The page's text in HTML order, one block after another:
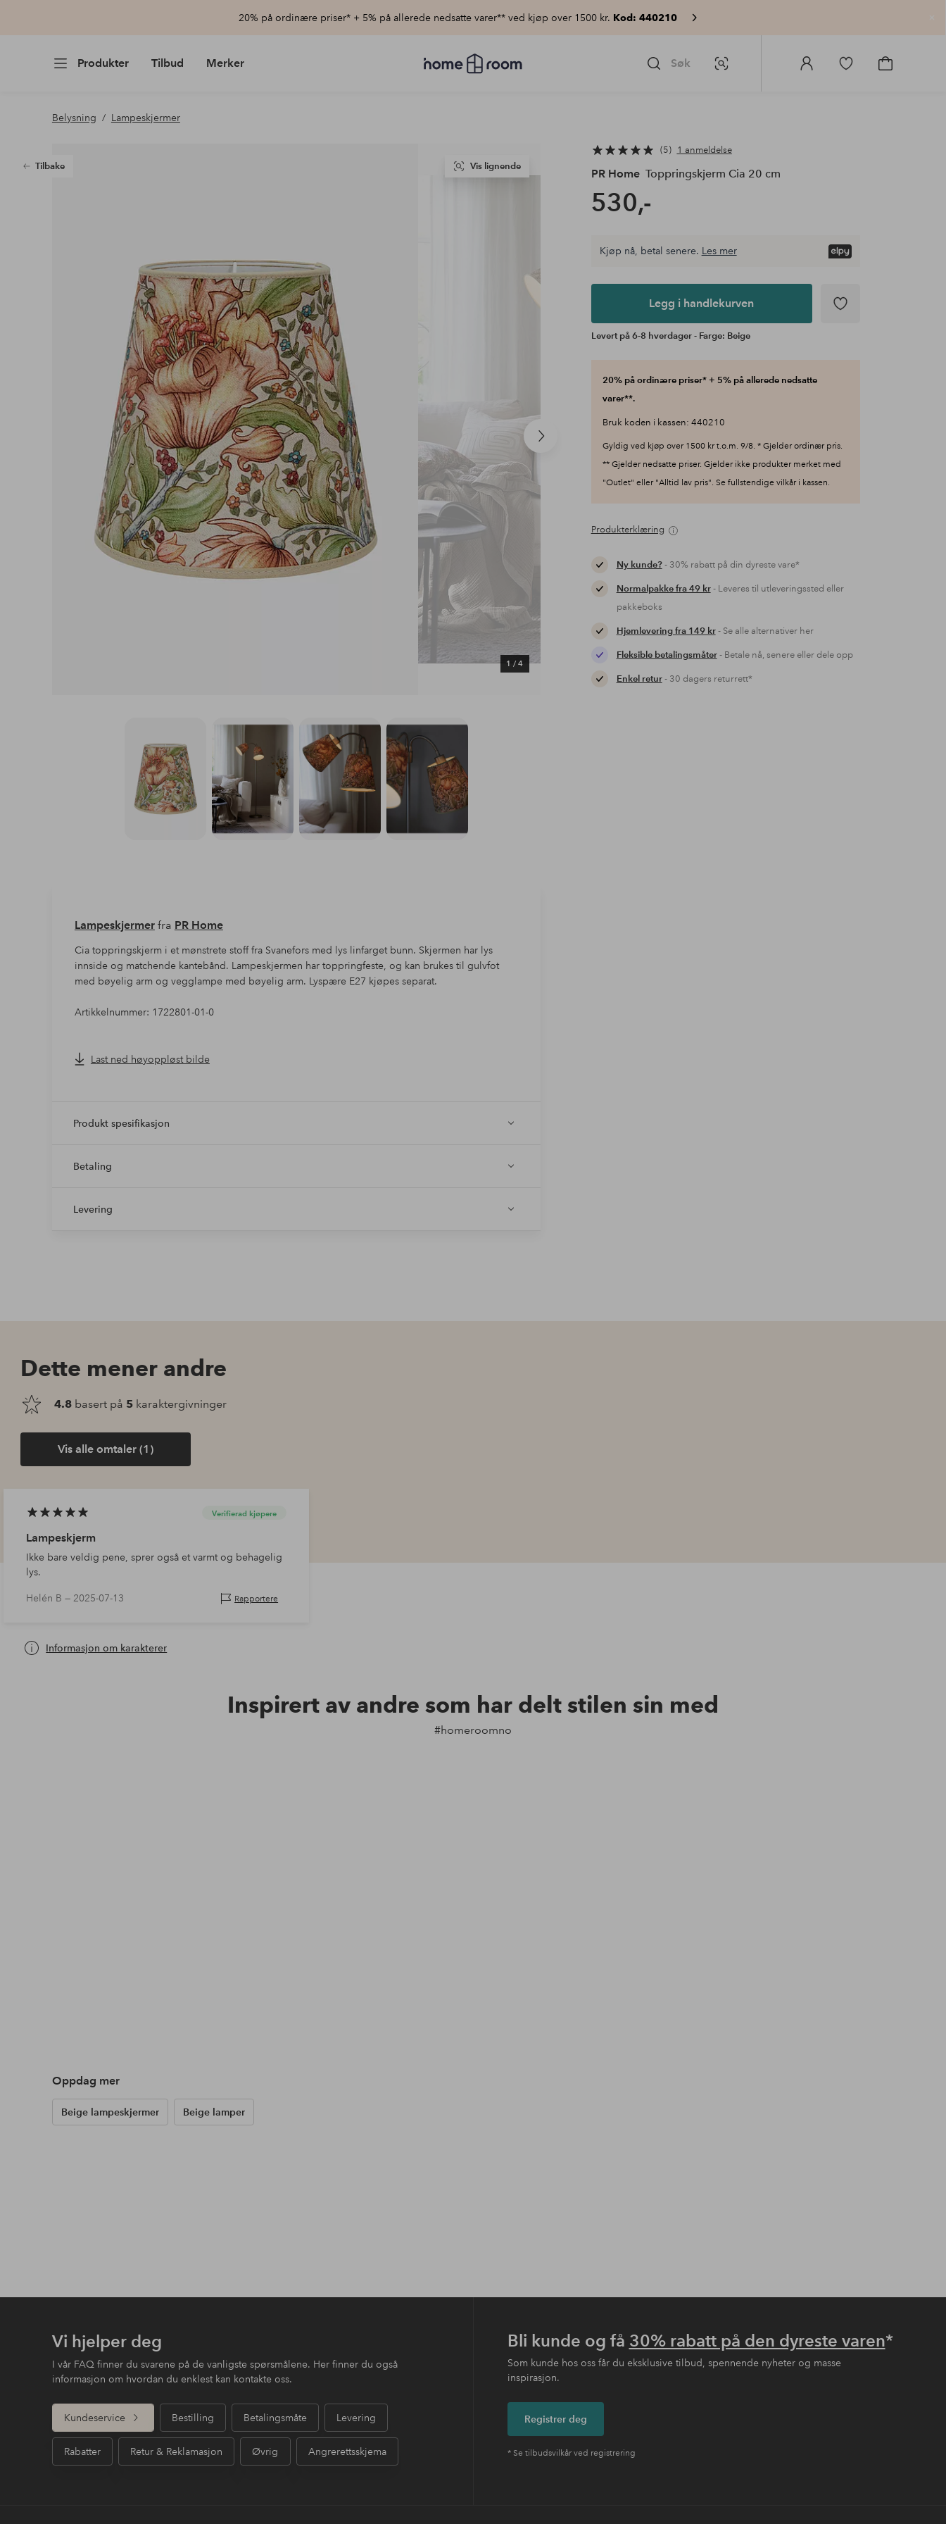
20% på ordinære priser* + 5% på allerede nedsatte varer** ved kjøp over 1500 kr. Kod: 440210
Produkter Tilbud Merker
Homeroom
–
Søk Bildesøk
Logg
Gå
Gå
Belysning Lampeskjermer
Tilbake
Neste
1 / 4
Vis lignende
5 1 anmeldelse
PR Home Toppringskjerm Cia 20 cm
530,-
Kjøp nå, betal senere. Les mer
Legg i handlekurven
Levert på 6-8 hverdager - Farge: Beige
20% på ordinære priser* + 5% på allerede nedsatte
varer**.
Bruk koden i kassen: 440210
Gyldig ved kjøp over 1500 kr t.o.m. 9/8. * Gjelder ordinær pris.
** Gjelder nedsatte priser. Gjelder ikke produkter merket med
"Outlet" eller "Alltid lav pris". Se fullstendige vilkår i kassen.
Produkterklæring
Ny kunde?- 30% rabatt på din dyreste vare*
Normalpakke fra 49 kr- Leveres til utleveringssted eller
pakkeboks
Hjemlevering fra 149 kr- Se alle alternativer her
Fleksible betalingsmåter- Betale nå, senere eller dele opp
Enkel retur- 30 dagers returrett*
Lampeskjermerfra PR Home
Cia toppringskjerm i et mønstrete stoff fra Svanefors med lys linfarget bunn. Skjermen har lys
innside og matchende kantebånd. Lampeskjermen har toppringfeste, og kan brukes til gulvfot
med bøyelig arm og vegglampe med bøyelig arm. Lyspære E27 kjøpes separat.
Artikkelnummer: 1722801-01-0
Last ned høyoppløst bilde
Produkt spesifikasjon
Betaling
Levering
Dette mener andre
4.8 basert på 5 karaktergivninger
Vis alle omtaler (1)
Verifierad kjøpere
Lampeskjerm
Ikke bare veldig pene, sprer også et varmt og behagelig
lys.
Helén B —2025-07-13 Rapportere
Informasjon om karakterer
Inspirert av andre som har delt stilen sin med
#homeroomno
Oppdag mer
Beige lampeskjermer Beige lamper
Vi hjelper deg
I vår FAQ finner du svarene på de vanligste spørsmålene. Her finner du også
informasjon om hvordan du enklest kan kontakte oss.
Kundeservice Bestilling Betalingsmåte Levering
Rabatter Retur & Reklamasjon Øvrig Angrerettsskjema
Bli kunde og få 30% rabatt på den dyreste varen*
Som kunde hos oss får du eksklusive tilbud, spennende nyheter og masse
inspirasjon.
Registrer deg
* Se tilbudsvilkår ved registrering